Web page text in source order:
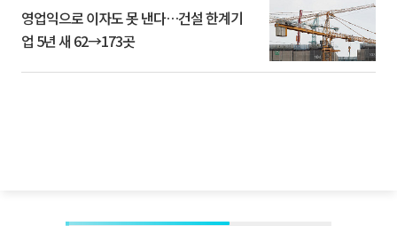
영업익으로 이자도 못 낸다…건설 한계기
업 5년 새 62→173곳